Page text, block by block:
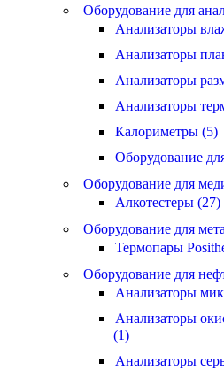
Оборудование для
Анализаторы
Анализаторы
Анализаторы
Анализаторы
Калориметры (5)
Оборудование
Оборудование для
Алкотестеры (27)
Оборудование для
Термопары
Оборудование для
Анализаторы
Анализаторы
(1)
Анализаторы